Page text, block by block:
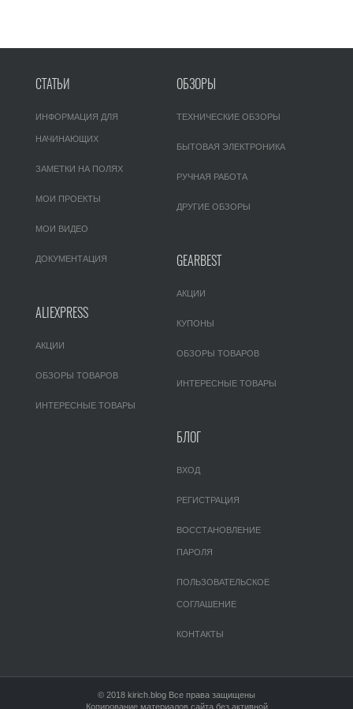
СТАТЬИ
ИНФОРМАЦИЯ ДЛЯ
НАЧИНАЮЩИХ
ЗАМЕТКИ НА ПОЛЯХ
МОИ ПРОЕКТЫ
МОИ ВИДЕО
ДОКУМЕНТАЦИЯ
ОБЗОРЫ
ТЕХНИЧЕСКИЕ ОБЗОРЫ
БЫТОВАЯ ЭЛЕКТРОНИКА
РУЧНАЯ РАБОТА
ДРУГИЕ ОБЗОРЫ
GEARBEST
АКЦИИ
КУПОНЫ
ОБЗОРЫ ТОВАРОВ
ИНТЕРЕСНЫЕ ТОВАРЫ
ALIEXPRESS
АКЦИИ
ОБЗОРЫ ТОВАРОВ
ИНТЕРЕСНЫЕ ТОВАРЫ
БЛОГ
ВХОД
РЕГИСТРАЦИЯ
ВОССТАНОВЛЕНИЕ
ПАРОЛЯ
ПОЛЬЗОВАТЕЛЬСКОЕ
СОГЛАШЕНИЕ
КОНТАКТЫ
© 2018 kirich.blog Все права защищены
Копирование материалов сайта без активной